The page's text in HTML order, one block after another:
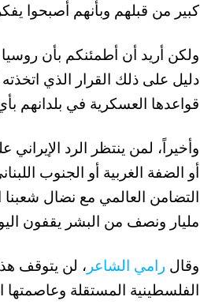
كبير من قبلهم وبأنهم أصبحوا
ولكن أريد أن أطمئنكم بأن روسيا
دليل على ذلك القرار الذي
قواعدها العسكرية في بلدانهم
وأخيراً، لمن ينتظر الرد
أو الضفة الغربية أو الجنوب
التضامن العالمي مع نضال
مليار ونصف من البشر يقفون
وقال رامي الشاعر ، لن يتوقف
الفلسطينية المستقلة